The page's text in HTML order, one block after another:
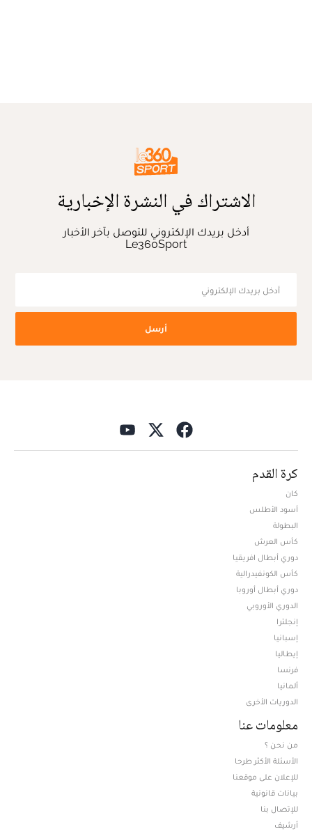
الاشتراك في النشرة الإخبارية
أدخل بريدك الإلكتروني للتوصل بآخر الأخبار
Le360Sport
أرسل
كرة القدم
كان
أسود الأطلس
البطولة
كأس العرش
دوري أبطال افريقيا
كأس الكونفيدرالية
دوري أبطال أوروبا
الدوري الأوروبي
إنجلترا
إسبانيا
إيطاليا
فرنسا
ألمانيا
الدوريات الأخرى
معلومات عنا
من نحن ؟
الأسئلة الأكثر طرحا
للإعلان على موقعنا
بيانات قانونية
للإتصال بنا
أرشيف